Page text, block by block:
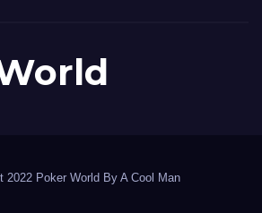
2022 Poker World By A Cool Man